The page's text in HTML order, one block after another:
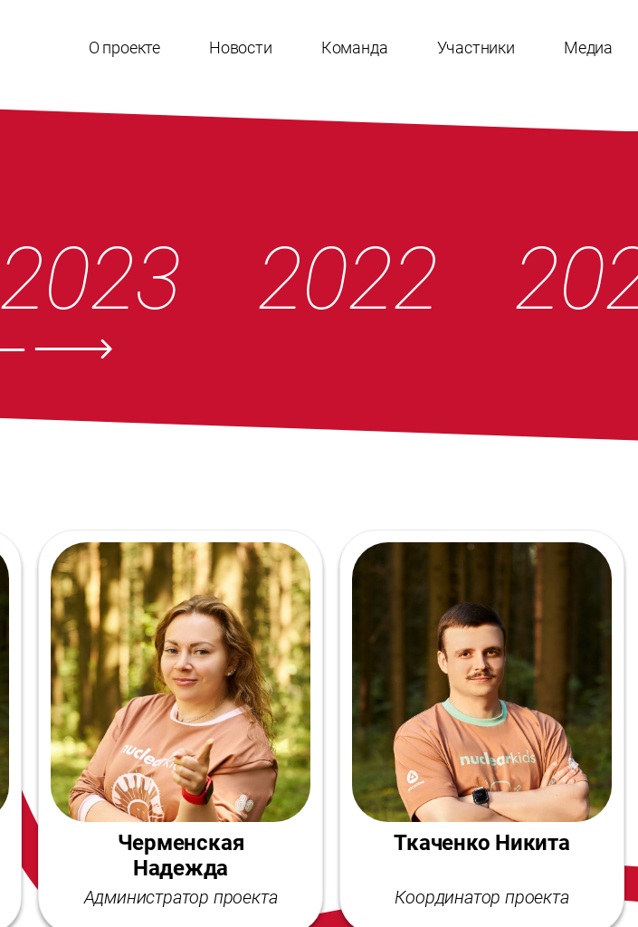
О проекте Новости Команда Участники Медиа
2023 2022
Черменская
Надежда
Администратор проекта
Ткаченко Никита
Координатор проекта